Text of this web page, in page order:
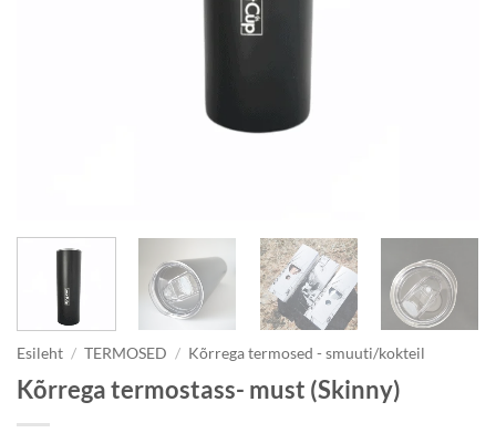
Esileht / TERMOSED / Kõrrega termosed - smuuti/kokteil
Kõrrega termostass- must (Skinny)